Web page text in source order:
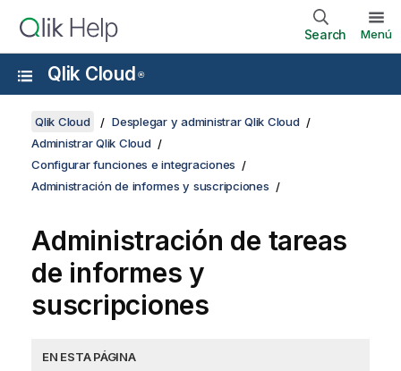
Search Menú
Qlik Cloud ®
Qlik Cloud
Desplegar y administrar Qlik Cloud
Administrar Qlik Cloud
Configurar funciones e integraciones
Administración de informes y suscripciones
Administración de tareas
de informes y
suscripciones
EN ESTA PÁGINA